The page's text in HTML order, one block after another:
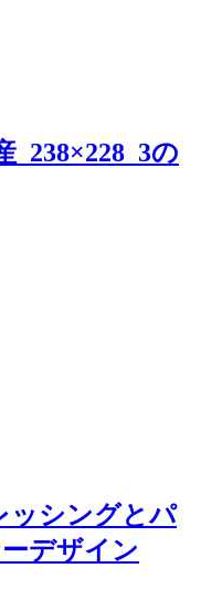
の
ッシングとパ
デザイン